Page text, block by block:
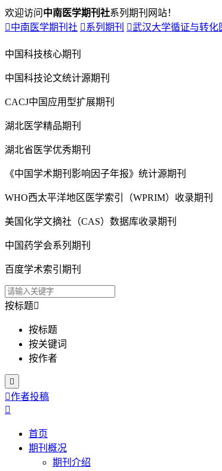
欢迎访问 中南医学期刊社系列期刊网站！
中南医学期刊社 系列期刊 武汉大学循证与转化
中国科技核心期刊
中国科技论文统计源期刊
CACJ中国应用型扩展期刊
湖北医学精品期刊
湖北省医学优秀期刊
《中国学术期刊影响因子年报》统计源期刊
WHO西太平洋地区医学索引（WPRIM）收录期刊
美国化学文摘社（CAS）数据库收录期刊
中国药学会系列期刊
百度学术索引期刊
按标题
按标题
按关键词
按作者

作者投稿

首页
期刊概况
期刊介绍